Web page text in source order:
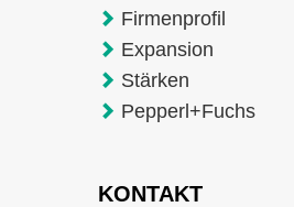
Firmenprofil
Expansion
Stärken
Pepperl+Fuchs
KONTAKT